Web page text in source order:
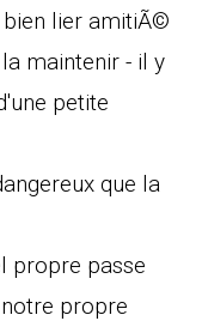
bien lier amitiÃ©
maintenir - il y
petite
que la
propre passe
propre